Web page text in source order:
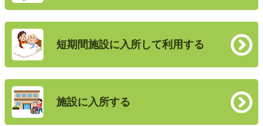
短期間施設に入所して利用する
施設に入所する